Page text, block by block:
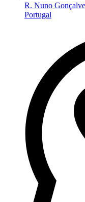
R. Nuno
Portugal